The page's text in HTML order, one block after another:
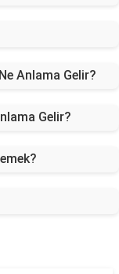
Anlama Gelir?
Gelir?